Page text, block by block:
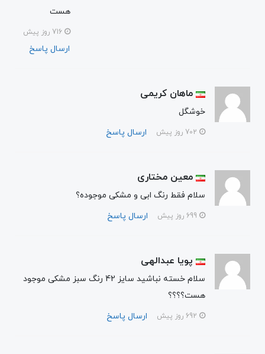
هست
ارسال پاسخ
ماهان کریمی
خوشگل
ارسال پاسخ
معین مختاری
سلام فقط رنگ ابی و مشکی موجوده؟
ارسال پاسخ
پویا عبدالهی
سلام خسته نباشید سایز 42 رنگ سبز مشکی موجود
هست؟؟؟؟
ارسال پاسخ